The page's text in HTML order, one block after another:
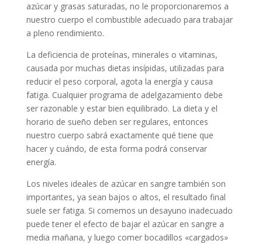
azúcar y grasas saturadas, no le proporcionaremos a
nuestro cuerpo el combustible adecuado para trabajar
a pleno rendimiento.
La deficiencia de proteínas, minerales o vitaminas,
causada por muchas dietas insípidas, utilizadas para
reducir el peso corporal, agota la energía y causa
fatiga. Cualquier programa de adelgazamiento debe
ser razonable y estar bien equilibrado. La dieta y el
horario de sueño deben ser regulares, entonces
nuestro cuerpo sabrá exactamente qué tiene que
hacer y cuándo, de esta forma podrá conservar
energía.
Los niveles ideales de azúcar en sangre también son
importantes, ya sean bajos o altos, el resultado final
suele ser fatiga. Si comemos un desayuno inadecuado
puede tener el efecto de bajar el azúcar en sangre a
media mañana, y luego comer bocadillos «cargados»